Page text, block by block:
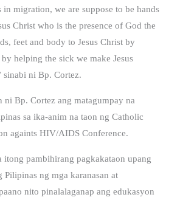
migration, we are suppose to be hands
Christ who is the presence of God the
feet and body to Jesus Christ by
helping the sick we make Jesus
sinabi ni Bp. Cortez.
Bp. Cortez ang matagumpay na
sa ika-anim na taon ng Catholic
againts HIV/AIDS Conference.
itong pambihirang pagkakataon upang
Pilipinas ng mga karanasan at
nito pinalalaganap ang edukasyon